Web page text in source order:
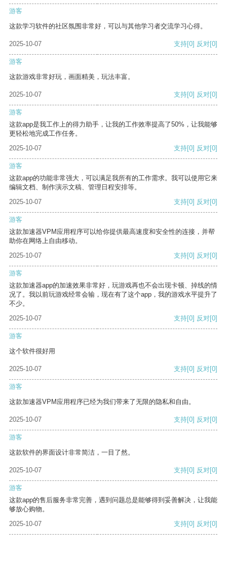
游客
这款学习软件的社区氛围非常好，可以与其他学习者交流学习心得。
2025-10-07 支持[0] 反对[0]
游客
这款游戏非常好玩，画面精美，玩法丰富。
2025-10-07 支持[0] 反对[0]
游客
这款app是我工作上的得力助手，让我的工作效率提高了50%，让我能够
更轻松地完成工作任务。
2025-10-07
支持[0] 反对[0]
游客
这款app的功能非常强大，可以满足我所有的工作需求。我可以使用它来
编辑文档、制作演示文稿、管理日程安排等。
2025-10-07
支持[0] 反对[0]
游客
这款加速器VPM应用程序可以给你提供最高速度和安全性的连接，并帮
助你在网络上自由移动。
2025-10-07
支持[0] 反对[0]
游客
这款加速器app的加速效果非常好，玩游戏再也不会出现卡顿、掉线的情
况了。我以前玩游戏经常会输，现在有了这个app，我的游戏水平提升了
不少。
2025-10-07
支持[0] 反对[0]
游客
这个软件很好用
2025-10-07 支持[0] 反对[0]
游客
这款加速器VPM应用程序已经为我们带来了无限的隐私和自由。
2025-10-07 支持[0] 反对[0]
游客
这款软件的界面设计非常简洁，一目了然。
2025-10-07 支持[0] 反对[0]
游客
这款app的售后服务非常完善，遇到问题总是能够得到妥善解决，让我能
够放心购物。
2025-10-07
支持[0] 反对[0]